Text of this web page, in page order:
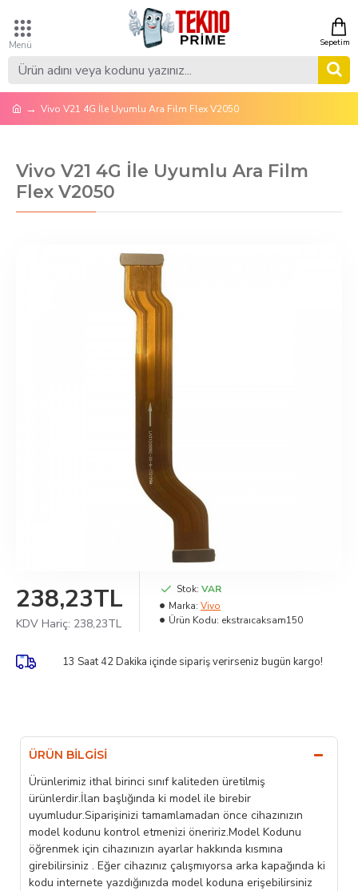
Vivo V21 4G İle Uyumlu Ara Film Flex V2050
Vivo V21 4G İle Uyumlu Ara Film
Flex V2050
238,23TL
KDV Hariç: 238,23TL
Stok: VAR
Marka: Vivo
Ürün Kodu: ekstraıcaksam150
13 Saat 42 Dakikaiçinde sipariş verirseniz bugün kargo!
ÜRÜN BILGISI
Ürünlerimiz ithal birinci sınıf kaliteden üretilmiş
ürünlerdir.İlan başlığında ki model ile birebir
uyumludur.Siparişinizi tamamlamadan önce cihazınızın
model kodunu kontrol etmenizi öneririz.Model Kodunu
öğrenmek için cihazınızın ayarlar hakkında kısmına
girebilirsiniz . Eğer cihazınız çalışmıyorsa arka kapağında ki
kodu internete yazdığınızda model koduna erişebilirsiniz